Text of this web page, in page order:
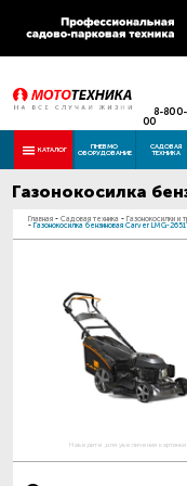
8-
00
КАТАЛОГ ПНЕВМО
ОБОРУДОВАНИЕ
САДОВАЯ
ТЕХНИКА
Газонокосилка
Главная - Садовая техника - Газонокосилки и
- Газонокосилка бензиновая Carver LMG-2651
Наведите для увеличения картинки